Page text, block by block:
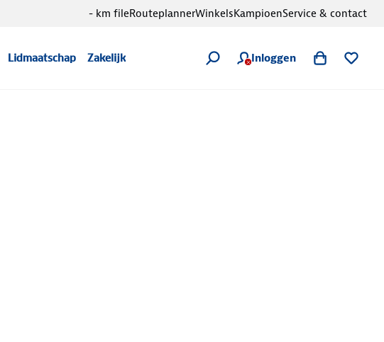
Lidmaatschap Zakelijk Inloggen
- km fileRouteplannerWinkelsKampioenService & contact